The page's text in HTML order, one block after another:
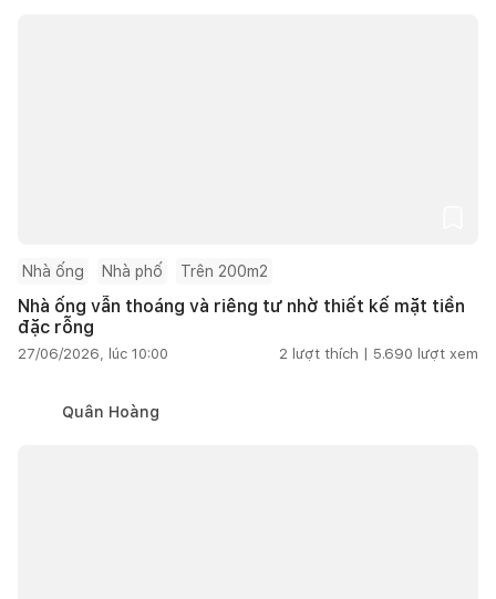
Nhà ống Nhà phố Trên 200m2
Nhà ống vẫn thoáng và riêng tư nhờ thiết kế mặt tiền
đặc rỗng
27/06/2026, lúc 10:00 2 lượt thích | 5.690 lượt xem
Quân Hoàng